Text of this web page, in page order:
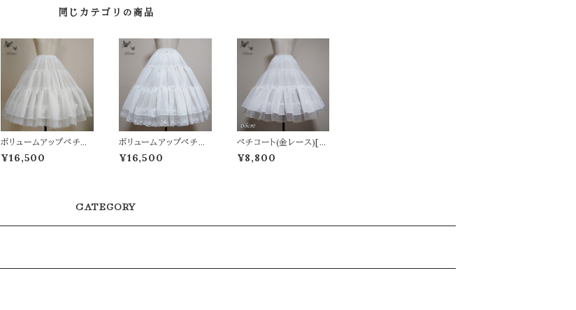
同じカテゴリの商品
ボリュームアップペチコ
ート
¥16,500
ボリュームアップペチコ
ート(薔薇レース)[KER
A SHOP新宿限定]
¥16,500
ペチコート(金レース)[K
ERA SHOP新宿限定]
¥8,800
CATEGORY